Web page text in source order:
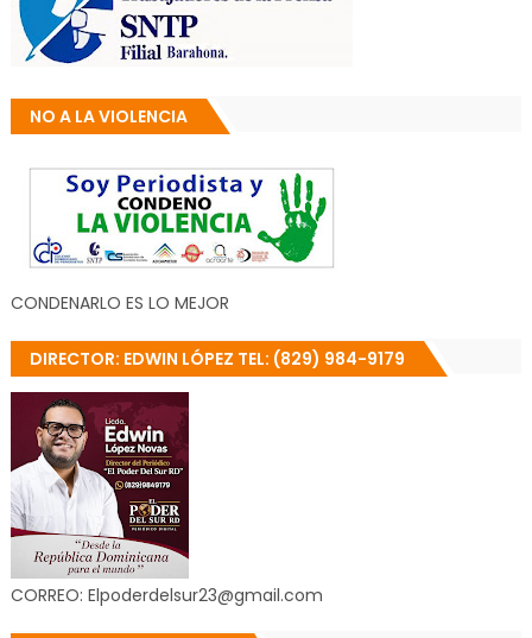
NO A LA VIOLENCIA
CONDENARLO ES LO MEJOR
DIRECTOR: EDWIN LÓPEZ TEL: (829) 984-9179
CORREO: Elpoderdelsur23@gmail.com